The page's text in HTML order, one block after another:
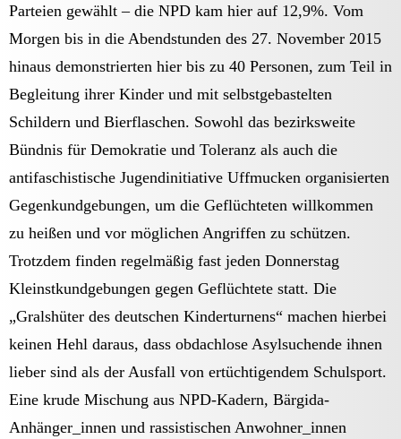
Parteien gewählt – die NPD kam hier auf 12,9%. Vom
Morgen bis in die Abendstunden des 27. November 2015
hinaus demonstrierten hier bis zu 40 Personen, zum Teil in
Begleitung ihrer Kinder und mit selbstgebastelten
Schildern und Bierflaschen. Sowohl das bezirksweite
Bündnis für Demokratie und Toleranz als auch die
antifaschistische Jugendinitiative Uffmucken organisierten
Gegenkundgebungen, um die Geflüchteten willkommen
zu heißen und vor möglichen Angriffen zu schützen.
Trotzdem finden regelmäßig fast jeden Donnerstag
Kleinstkundgebungen gegen Geflüchtete statt. Die
„Gralshüter des deutschen Kinderturnens“ machen hierbei
keinen Hehl daraus, dass obdachlose Asylsuchende ihnen
lieber sind als der Ausfall von ertüchtigendem Schulsport.
Eine krude Mischung aus NPD-Kadern, Bärgida-
Anhänger_innen und rassistischen Anwohner_innen